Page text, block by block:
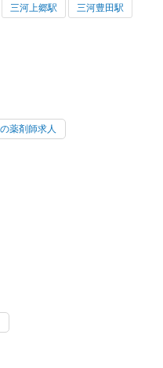
三河上郷駅 三河豊田駅
薬剤師求人